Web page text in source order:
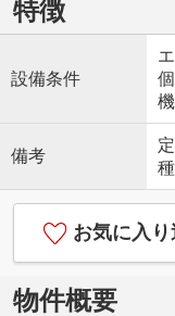
特徴
設備条件
備考
お気に入り
物件概要